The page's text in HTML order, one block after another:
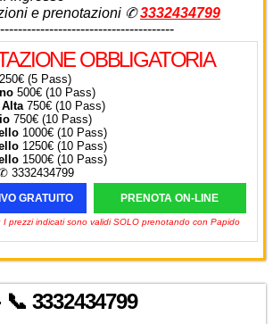
e prenotazioni ✆3332434799
OBBLIGATORIA
250€ (5 Pass)
500€ (10 Pass)
750€ (10 Pass)
750€ (10 Pass)
1000€ (10 Pass)
1250€ (10 Pass)
1500€ (10 Pass)
3332434799
GRATUITO PRENOTA ON-LINE
I prezzi indicati sono validi SOLO prenotando con Papido
3332434799